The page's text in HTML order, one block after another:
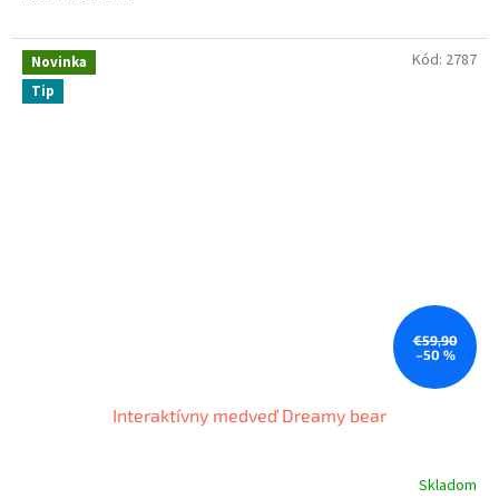
Novinka
Tip
€59,90
–50 %
Interaktívny medveď Dreamy bear
Skladom
Kód: 2787